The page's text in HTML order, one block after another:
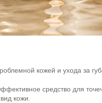
кожей и ухода за
средство для
кожи.